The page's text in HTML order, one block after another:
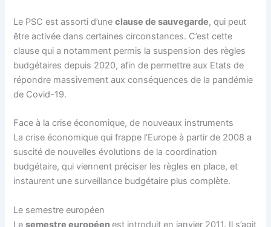
Le PSC est assorti d’uneclause de sauvegarde, qui peut
être activée dans certaines circonstances. C’est cette
clause qui a notamment permis la suspension des règles
budgétaires depuis 2020, afin de permettre aux Etats de
répondre massivement aux conséquences de la pandémie
de Covid-19.
Face à la crise économique, de nouveaux instruments
La crise économique qui frappe l’Europe à partir de 2008 a
suscité de nouvelles évolutions de la coordination
budgétaire, qui viennent préciser les règles en place, et
instaurent une surveillance budgétaire plus complète.
Le semestre européen
Lesemestre européenest introduit en janvier 2011. Il s’agit